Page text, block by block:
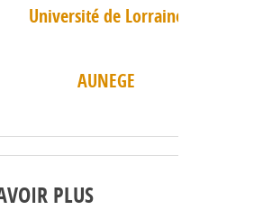
Université de Lorraine
AUNEGE
PLUS